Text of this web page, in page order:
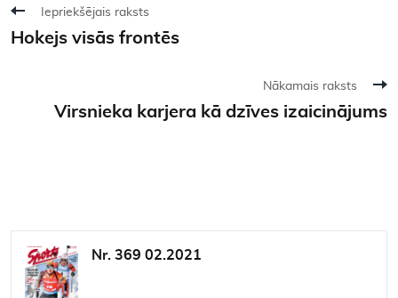
Iepriekšējais raksts
Hokejs visās frontēs
Nākamais raksts
Virsnieka karjera kā dzīves izaicinājums
Nr. 369 02.2021